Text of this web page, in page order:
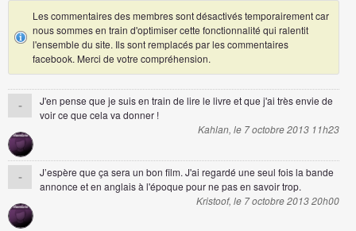
Les commentaires des membres sont désactivés temporairement car
nous sommes en train d'optimiser cette fonctionnalité qui ralentit
l'ensemble du site. Ils sont remplacés par les commentaires
facebook. Merci de votre compréhension.
-
J'en pense que je suis en train de lire le livre et que j'ai très envie de
voir ce que cela va donner !
Kahlan, le 7 octobre 2013 11h23
-
J’espère que ça sera un bon film. J'ai regardé une seul fois la bande
annonce et en anglais à l'époque pour ne pas en savoir trop.
Kristoof, le 7 octobre 2013 20h00